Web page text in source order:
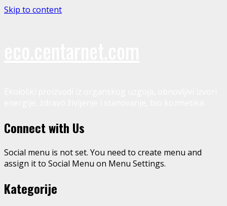
Skip to content
Connect with Us
Social menu is not set. You need to create menu and
assign it to Social Menu on Menu Settings.
Kategorije